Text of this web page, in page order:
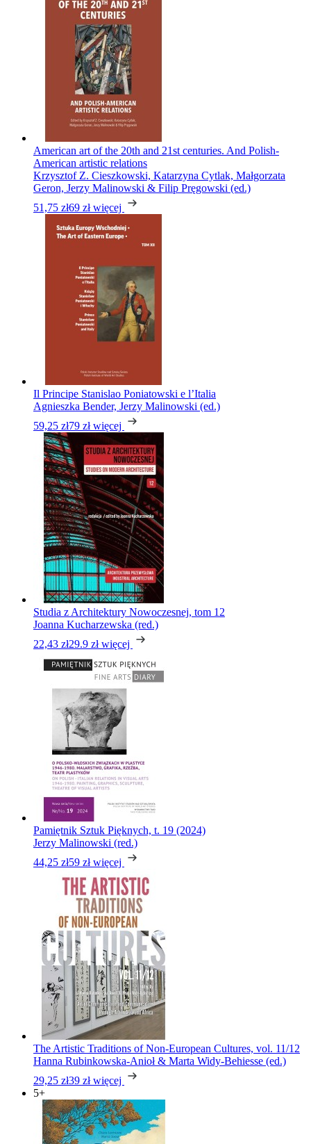
American art of the 20th and 21st centuries. And Polish-
American artistic relations
Krzysztof Z. Cieszkowski, Katarzyna Cytlak, Małgorzata
Geron, Jerzy Malinowski & Filip Pręgowski (ed.)
51,75 zł69 zł więcej
Il Principe Stanislao Poniatowski e l’Italia
Agnieszka Bender, Jerzy Malinowski (ed.)
59,25 zł79 zł więcej
Studia z Architektury Nowoczesnej, tom 12
Joanna Kucharzewska (red.)
22,43 zł29.9 zł więcej
Pamiętnik Sztuk Pięknych, t. 19 (2024)
Jerzy Malinowski (red.)
44,25 zł59 zł więcej
The Artistic Traditions of Non-European Cultures, vol. 11/12
Hanna Rubinkowska-Anioł & Marta Widy-Behiesse (ed.)
29,25 zł39 zł więcej
5+